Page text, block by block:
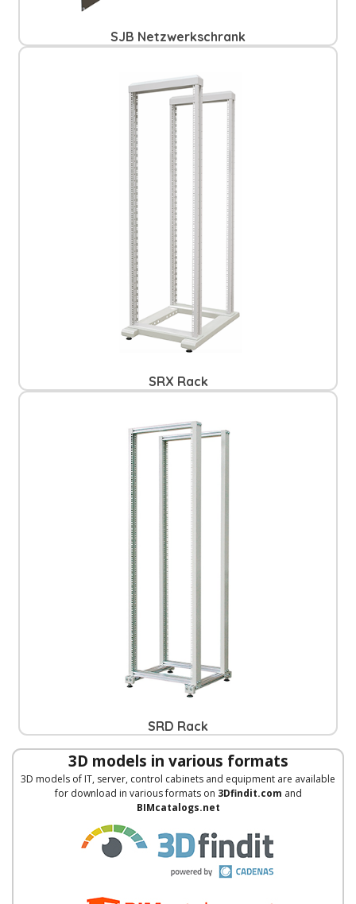
SJB Netzwerkschrank
SRX Rack
SRD Rack
3D models in various formats
3D models of IT, server, control cabinets and equipment are available
for download in various formats on 3Dfindit.com and
BIMcatalogs.net